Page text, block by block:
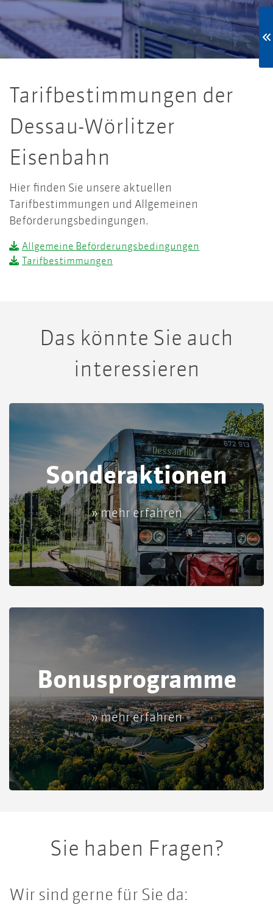
Tarifbestimmungen der
Dessau-Wörlitzer
Eisenbahn
Hier finden Sie unsere aktuellen
Tarifbestimmungen und Allgemeinen
Beförderungsbedingungen.
Allgemeine Beförderungsbedingungen
Tarifbestimmungen
Das könnte Sie auch
interessieren
Sonder­aktionen
» mehr erfahren
Bonus­programme
» mehr erfahren
Sie haben Fragen?
Wir sind gerne für Sie da: